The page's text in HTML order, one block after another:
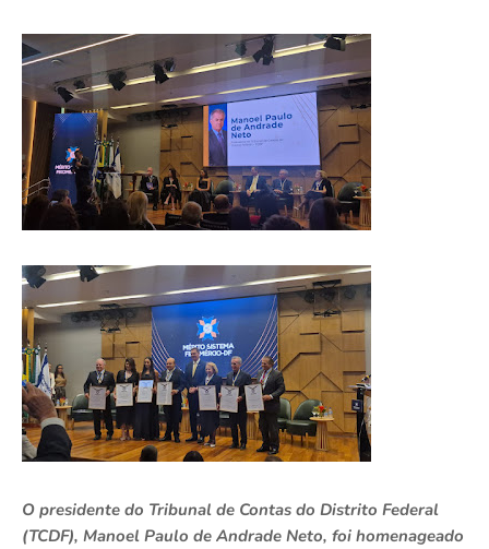
O presidente do Tribunal de Contas do Distrito Federal
(TCDF), Manoel Paulo de Andrade Neto, foi homenageado